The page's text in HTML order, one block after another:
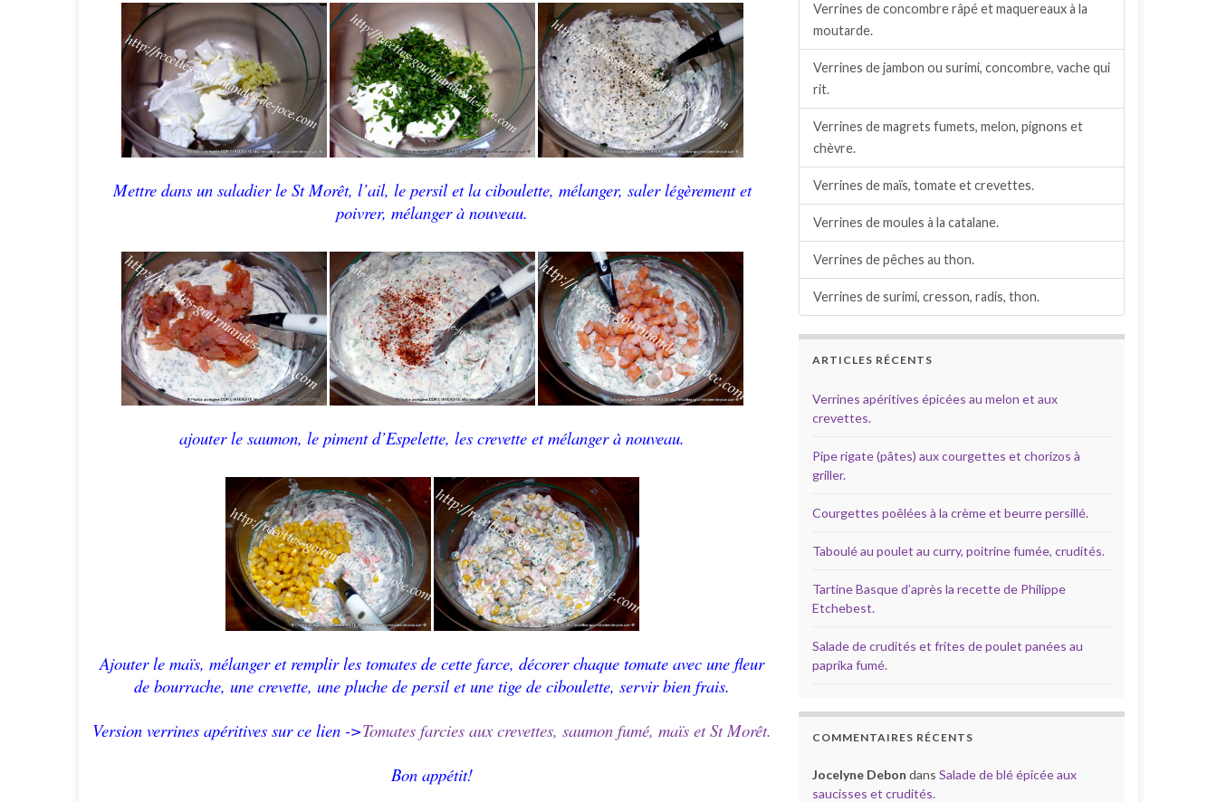
Mettre dans un saladier le St Morêt, l’ail, le persil et la ciboulette, mélanger, saler légèrement et
poivrer, mélanger à nouveau.
ajouter le saumon, le piment d’Espelette, les crevette et mélanger à nouveau.
Ajouter le maïs, mélanger et remplir les tomates de cette farce, décorer chaque tomate avec une fleur
de bourrache, une crevette, une pluche de persil et une tige de ciboulette, servir bien frais.
Version verrines apéritives sur ce lien ->Tomates farcies aux crevettes, saumon fumé, maïs et St Morêt.
Bon appétit!
Verrines de concombre râpé et maquereaux à la
moutarde.
Verrines de jambon ou surimi, concombre, vache qui
rit.
Verrines de magrets fumets, melon, pignons et
chèvre.
Verrines de maïs, tomate et crevettes.
Verrines de moules à la catalane.
Verrines de pêches au thon.
Verrines de surimi, cresson, radis, thon.
ARTICLES RÉCENTS
Verrines apéritives épicées au melon et aux
crevettes.
Pipe rigate (pâtes) aux courgettes et chorizos à
griller.
Courgettes poêlées à la crème et beurre persillé.
Taboulé au poulet au curry, poitrine fumée, crudités.
Tartine Basque d’après la recette de Philippe
Etchebest.
Salade de crudités et frites de poulet panées au
paprika fumé.
COMMENTAIRES RÉCENTS
Jocelyne Debon dans Salade de blé épicée aux
saucisses et crudités.